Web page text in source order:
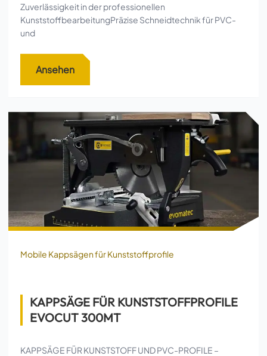
Zuverlässigkeit in der professionellen
KunststoffbearbeitungPräzise Schneidtechnik für PVC-
und
Ansehen
Mobile Kappsägen für Kunststoffprofile
KAPPSÄGE FÜR KUNSTSTOFFPROFILE
EVOCUT 300MT
KAPPSÄGE FÜR KUNSTSTOFF UND PVC-PROFILE –